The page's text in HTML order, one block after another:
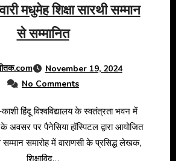
मधुमेह शिक्षा सारथी सम्मान
से सम्मानित
November 19, 2024
No Comments
अवसर पर पैनेसिया हॉस्पिटल द्वारा आयोजित
सम्मान समारोह में वाराणसी के प्रसिद्ध लेखक,